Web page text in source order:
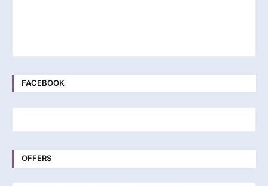
FACEBOOK
OFFERS